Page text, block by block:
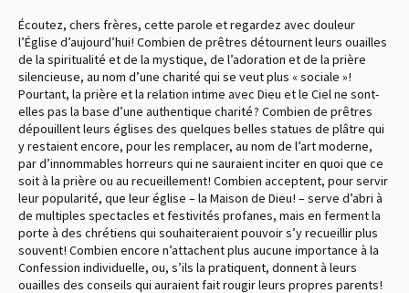
Écoutez, chers frères, cette parole et regardez avec douleur
l’Église d’aujourd’hui ! Combien de prêtres détournent leurs ouailles
de la spiritualité et de la mystique, de l’adoration et de la prière
silencieuse, au nom d’une charité qui se veut plus « sociale » !
Pourtant, la prière et la relation intime avec Dieu et le Ciel ne sont-
elles pas la base d’une authentique charité ? Combien de prêtres
dépouillent leurs églises des quelques belles statues de plâtre qui
y restaient encore, pour les remplacer, au nom de l’art moderne,
par d’innommables horreurs qui ne sauraient inciter en quoi que ce
soit à la prière ou au recueillement ! Combien acceptent, pour servir
leur popularité, que leur église – la Maison de Dieu ! – serve d’abri à
de multiples spectacles et festivités profanes, mais en ferment la
porte à des chrétiens qui souhaiteraient pouvoir s’y recueillir plus
souvent ! Combien encore n’attachent plus aucune importance à la
Confession individuelle, ou, s’ils la pratiquent, donnent à leurs
ouailles des conseils qui auraient fait rougir leurs propres parents !